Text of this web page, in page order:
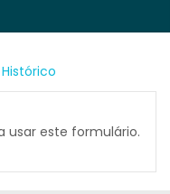
Histórico
usar este formulário.